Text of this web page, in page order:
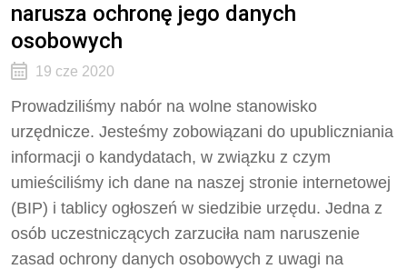
narusza ochronę jego danych
osobowych
19 cze 2020
Prowadziliśmy nabór na wolne stanowisko
urzędnicze. Jesteśmy zobowiązani do upubliczniania
informacji o kandydatach, w związku z czym
umieściliśmy ich dane na naszej stronie internetowej
(BIP) i tablicy ogłoszeń w siedzibie urzędu. Jedna z
osób uczestniczących zarzuciła nam naruszenie
zasad ochrony danych osobowych z uwagi na